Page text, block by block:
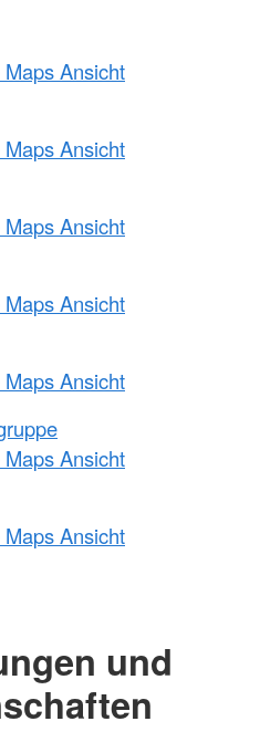
Ansicht
Ansicht
Ansicht
Ansicht
Ansicht
Ansicht
Ansicht
und